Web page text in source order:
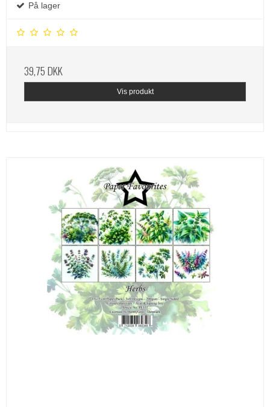
På lager
39,75 DKK
Vis produkt